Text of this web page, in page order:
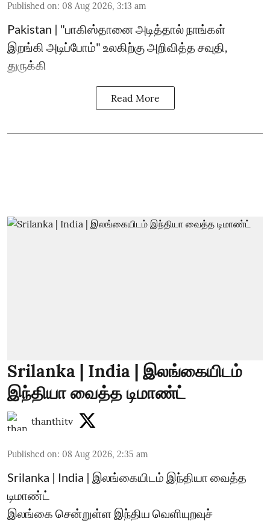
Published on: 08 Aug 2026, 3:13 am
Pakistan | "பாகிஸ்தானை அடித்தால் நாங்கள்
இறங்கி அடிப்போம்" உலகிற்கு அறிவித்த சவுதி,
துருக்கி
Read More
Srilanka | India | இலங்கையிடம்
இந்தியா வைத்த டிமாண்ட்
thanthitv
Published on: 08 Aug 2026, 2:35 am
Srilanka | India | இலங்கையிடம் இந்தியா வைத்த
டிமாண்ட்
இலங்கை சென்றுள்ள இந்திய வெளியுறவுச்